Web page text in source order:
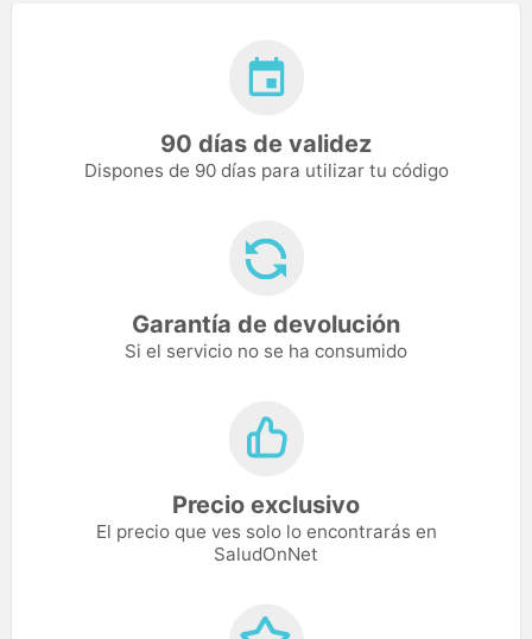
90 días de validez
Dispones de 90 días para utilizar tu código
Garantía de devolución
Si el servicio no se ha consumido
Precio exclusivo
El precio que ves solo lo encontrarás en
SaludOnNet